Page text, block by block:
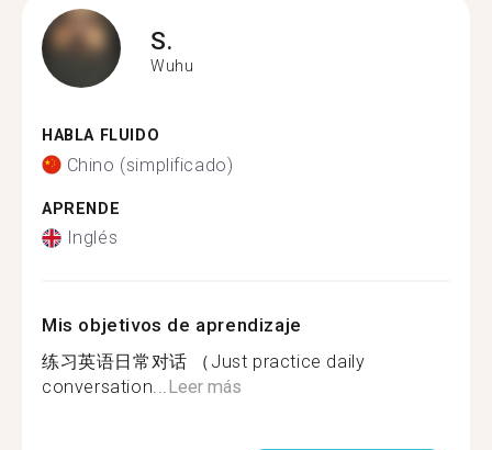
S.
Wuhu
HABLA FLUIDO
Chino (simplificado)
APRENDE
Inglés
Mis objetivos de aprendizaje
练习英语日常对话 （Just practice daily
conversation...Leer más